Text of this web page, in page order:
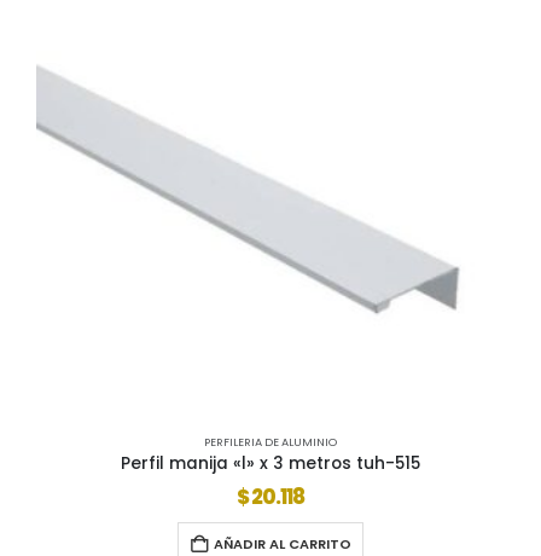
PERFILERIA DE ALUMINIO
Perfil manija «l» x 3 metros tuh-515
$20.118
AÑADIR AL CARRITO